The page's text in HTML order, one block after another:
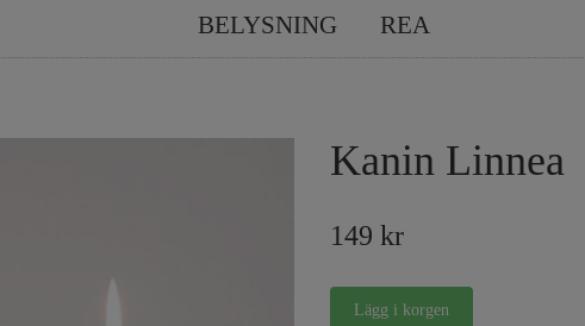
BELYSNING
REA
Kanin Linnea
149 kr